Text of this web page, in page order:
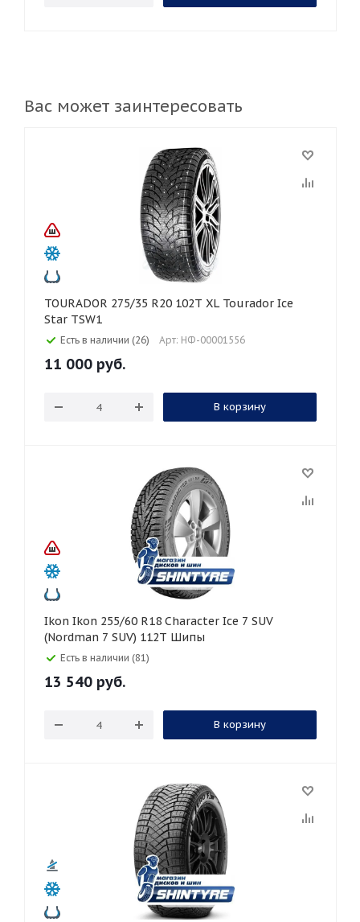
Вас может заинтересовать
TOURADOR 275/35 R20 102T XL Tourador Ice
Star TSW1
Есть в наличии (26) Арт: НФ-00001556
11 000 руб.
В корзину
Ikon Ikon 255/60 R18 Character Ice 7 SUV
(Nordman 7 SUV) 112T Шипы
Есть в наличии (81)
13 540 руб.
В корзину